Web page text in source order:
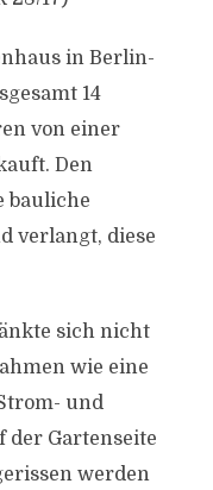
in Berlin-
14
von einer
Den
bauliche
verlangt, diese
sich nicht
wie eine
und
der Gartenseite
werden